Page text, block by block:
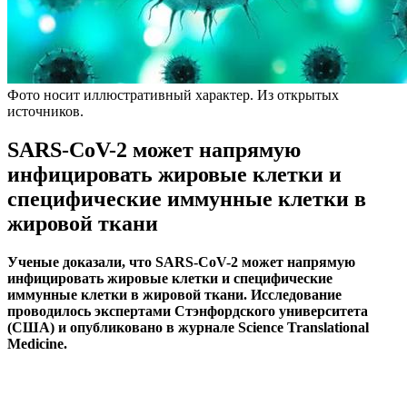
Фото носит иллюстративный характер. Из открытых
источников.
SARS-CoV-2 может напрямую
инфицировать жировые клетки и
специфические иммунные клетки в
жировой ткани
Ученые доказали, что SARS-CoV-2 может напрямую
инфицировать жировые клетки и специфические
иммунные клетки в жировой ткани. Исследование
проводилось экспертами Стэнфордского университета
(США) и опубликовано в журнале Science Translational
Medicine.